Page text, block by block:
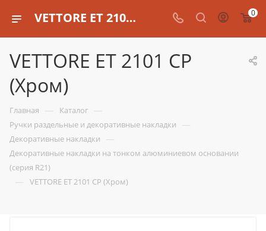
VETTORE ET 2101 CP (Хром) 0
VETTORE ET 2101 CP
(Хром)
Главная — Каталог —
Ручки раздельные и декоративные накладки —
Декоративные накладки —
Декоративные накладки на тонком алюминиевом основании
(серия R21)
— VETTORE ET 2101 CP (Хром)